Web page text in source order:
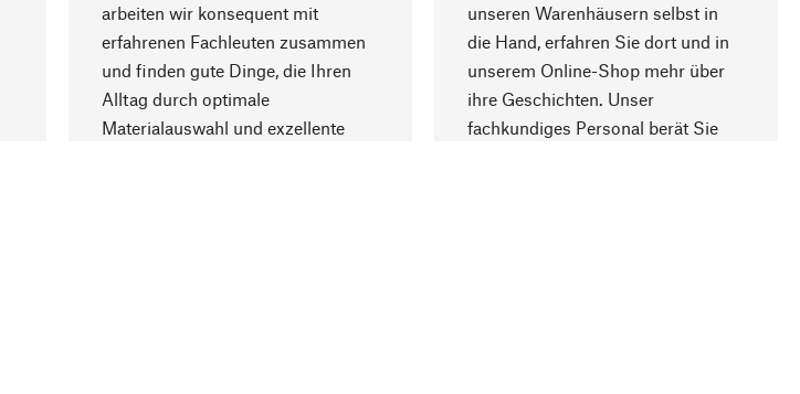
arbeiten wir konsequent mit
erfahrenen Fachleuten zusammen
und finden gute Dinge, die Ihren
Alltag durch optimale
Materialauswahl und exzellente
unseren Warenhäusern selbst in
die Hand, erfahren Sie dort und in
unserem Online-Shop mehr über
ihre Geschichten. Unser
fachkundiges Personal berät Sie